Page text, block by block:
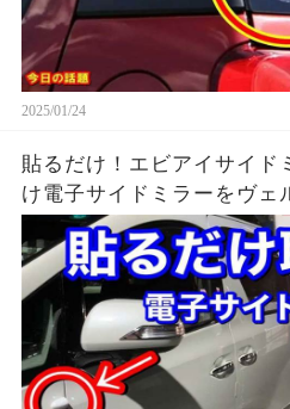
2025/01/24
貼るだけ！エビアイサイド
け電子サイドミラーをヴェ
た！広角カメラで死角を
援 蝦眼 視界向上